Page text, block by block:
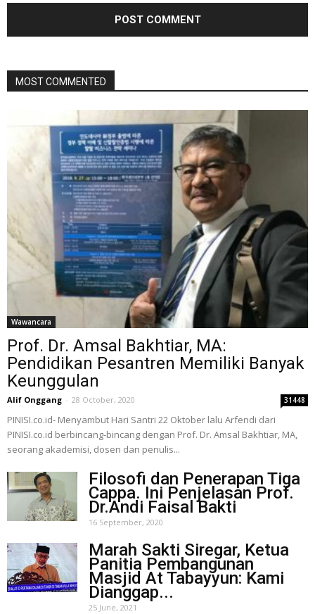
MOST COMMENTED
Wawancara
Prof. Dr. Amsal Bakhtiar, MA:
Pendidikan Pesantren Memiliki Banyak
Keunggulan
Alif Onggang - 28 October, 2020 31448
PINISI.co.id- Menyambut Hari Santri 22 Oktober lalu Arfendi dari
PINISI.co.id berbincang-bincang dengan Prof. Dr. Amsal Bakhtiar, MA,
seorang akademisi, dosen dan penulis...
Filosofi dan Penerapan Tiga
Cappa. Ini Penjelasan Prof.
Dr.Andi Faisal Bakti
16 September, 2020
Marah Sakti Siregar, Ketua
Panitia Pembangunan
Masjid At Tabayyun: Kami
Dianggap...
25 June, 2021